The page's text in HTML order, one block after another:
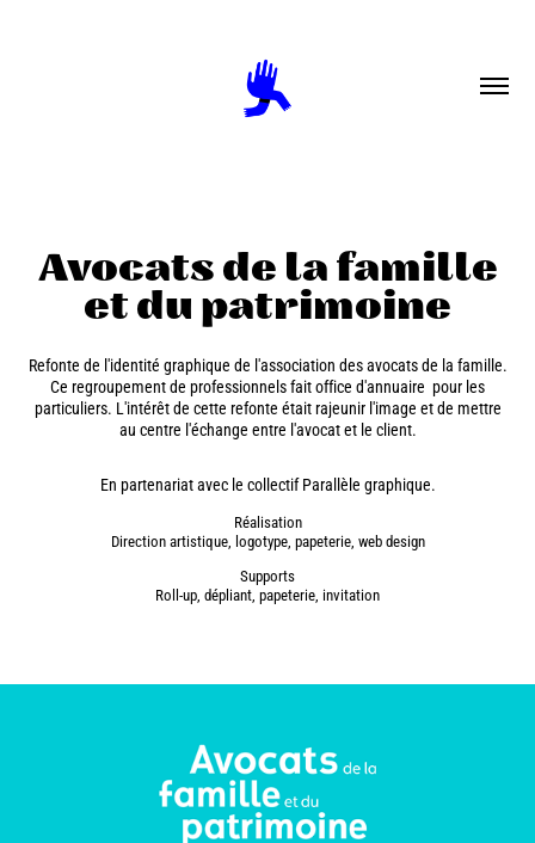
Avocats de la famille
et du patrimoine
Refonte de l'identité graphique de l'association des avocats de la famille.
Ce regroupement de professionnels fait office d'annuaire pour les
particuliers. L'intérêt de cette refonte était rajeunir l'image et de mettre
au centre l'échange entre l'avocat et le client.
En partenariat avec le collectif Parallèle graphique.
Réalisation
Direction artistique, logotype, papeterie, web design
Supports
Roll-up, dépliant, papeterie, invitation